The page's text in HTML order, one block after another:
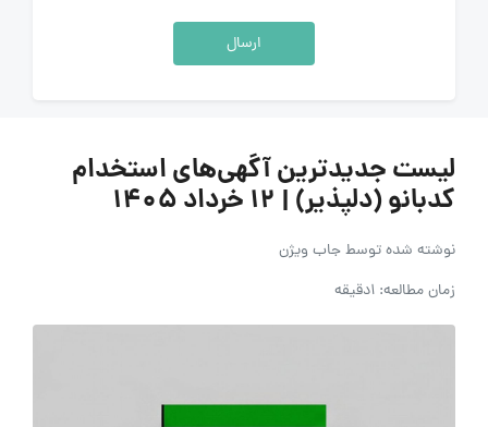
ارسال
لیست جدیدترین آگهی‌های استخدام
کدبانو (دلپذیر) | ۱۲ خرداد ۱۴۰۵
نوشته شده توسطجاب ویژن
زمان مطالعه: 1دقیقه